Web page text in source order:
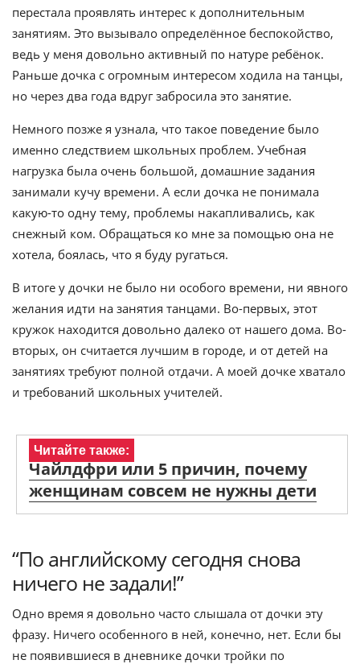
перестала проявлять интерес к дополнительным
занятиям. Это вызывало определённое беспокойство,
ведь у меня довольно активный по натуре ребёнок.
Раньше дочка с огромным интересом ходила на танцы,
но через два года вдруг забросила это занятие.
Немного позже я узнала, что такое поведение было
именно следствием школьных проблем. Учебная
нагрузка была очень большой, домашние задания
занимали кучу времени. А если дочка не понимала
какую-то одну тему, проблемы накапливались, как
снежный ком. Обращаться ко мне за помощью она не
хотела, боялась, что я буду ругаться.
В итоге у дочки не было ни особого времени, ни явного
желания идти на занятия танцами. Во-первых, этот
кружок находится довольно далеко от нашего дома. Во-
вторых, он считается лучшим в городе, и от детей на
занятиях требуют полной отдачи. А моей дочке хватало
и требований школьных учителей.
Читайте также:
Чайлдфри или 5 причин, почему
женщинам совсем не нужны дети
“По английскому сегодня снова
ничего не задали!”
Одно время я довольно часто слышала от дочки эту
фразу. Ничего особенного в ней, конечно, нет. Если бы
не появившиеся в дневнике дочки тройки по